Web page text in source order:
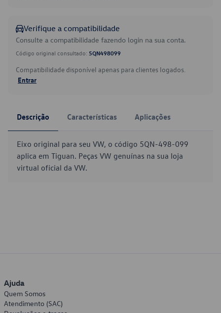
Verifique a compatibilidade
Consulte a compatibilidade fazendo login na sua conta.
Código original consultado: 5QN498099
Compatibilidade disponível apenas para clientes logados.
Entrar
Descrição Características Aplicações
Eixo original para seu VW, o código 5QN-498-099
aplica em Tiguan. Peças VW genuínas na sua loja
virtual oficial da VW.
Ajuda
Quem Somos
Atendimento (SAC)